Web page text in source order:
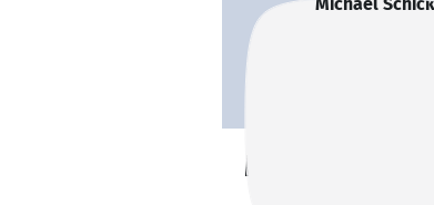
Michael Schick